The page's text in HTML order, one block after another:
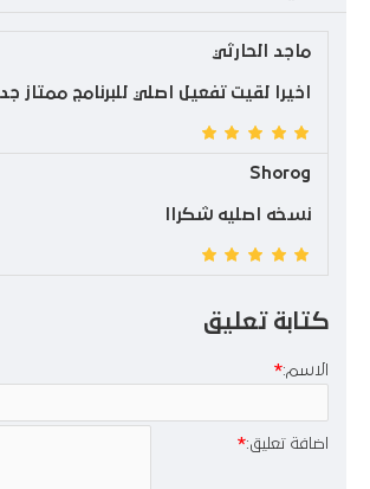
ماجد الحارثي
اخيرا لقيت تفعيل اصلي للبرنامج ممتاز
Shorog
نسخه اصليه شكراا
كتابة تعليق
الاسم:
اضافة تعليق: